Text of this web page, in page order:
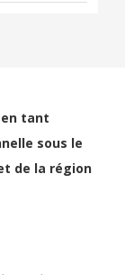
en tant
sous le
de la région